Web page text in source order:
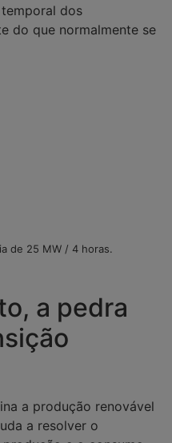
dos
do que normalmente se
de 25 MW / 4 horas.
a pedra
a produção renovável
a resolver o